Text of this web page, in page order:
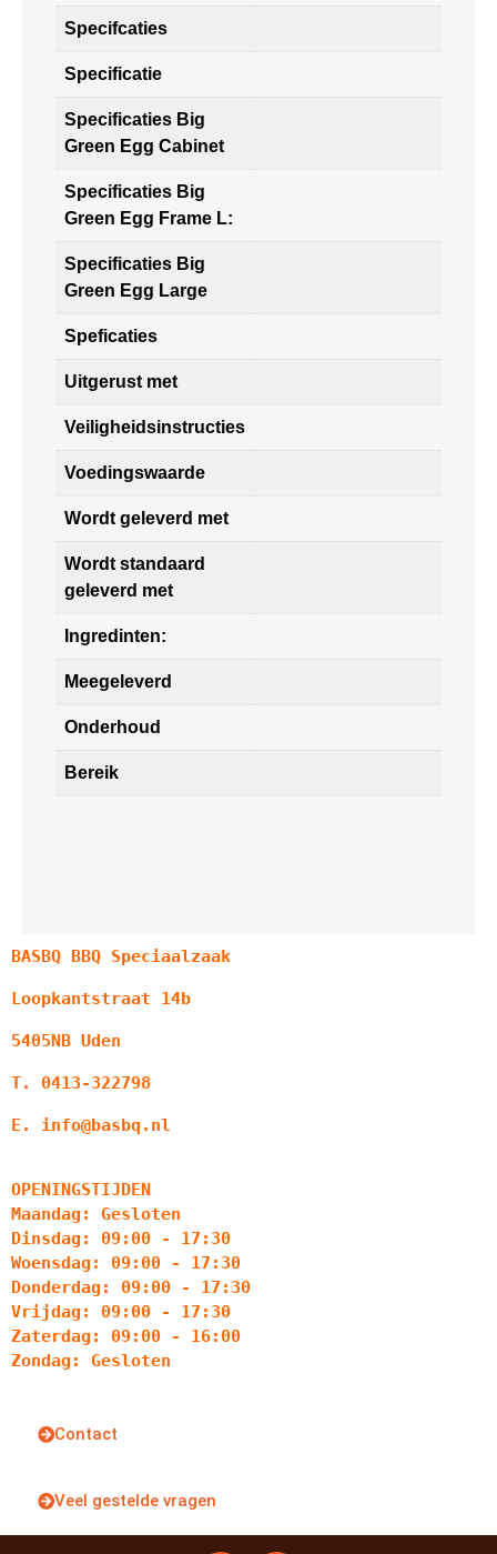
Specifcaties
Specificatie
Specificaties Big
Green Egg Cabinet
Specificaties Big
Green Egg Frame L:
Specificaties Big
Green Egg Large
Speficaties
Uitgerust met
Veiligheidsinstructies
Voedingswaarde
Wordt geleverd met
Wordt standaard
geleverd met
Ingredinten:
Meegeleverd
Onderhoud
Bereik
BASBQ BBQ Speciaalzaak
Loopkantstraat 14b
5405NB Uden
T. 0413-322798
E. info@basbq.nl
OPENINGSTIJDEN
Maandag: Gesloten
Dinsdag: 09:00 - 17:30
Woensdag: 09:00 - 17:30
Donderdag: 09:00 - 17:30
Vrijdag: 09:00 - 17:30
Zaterdag: 09:00 - 16:00
Zondag: Gesloten
Contact
Veel gestelde vragen